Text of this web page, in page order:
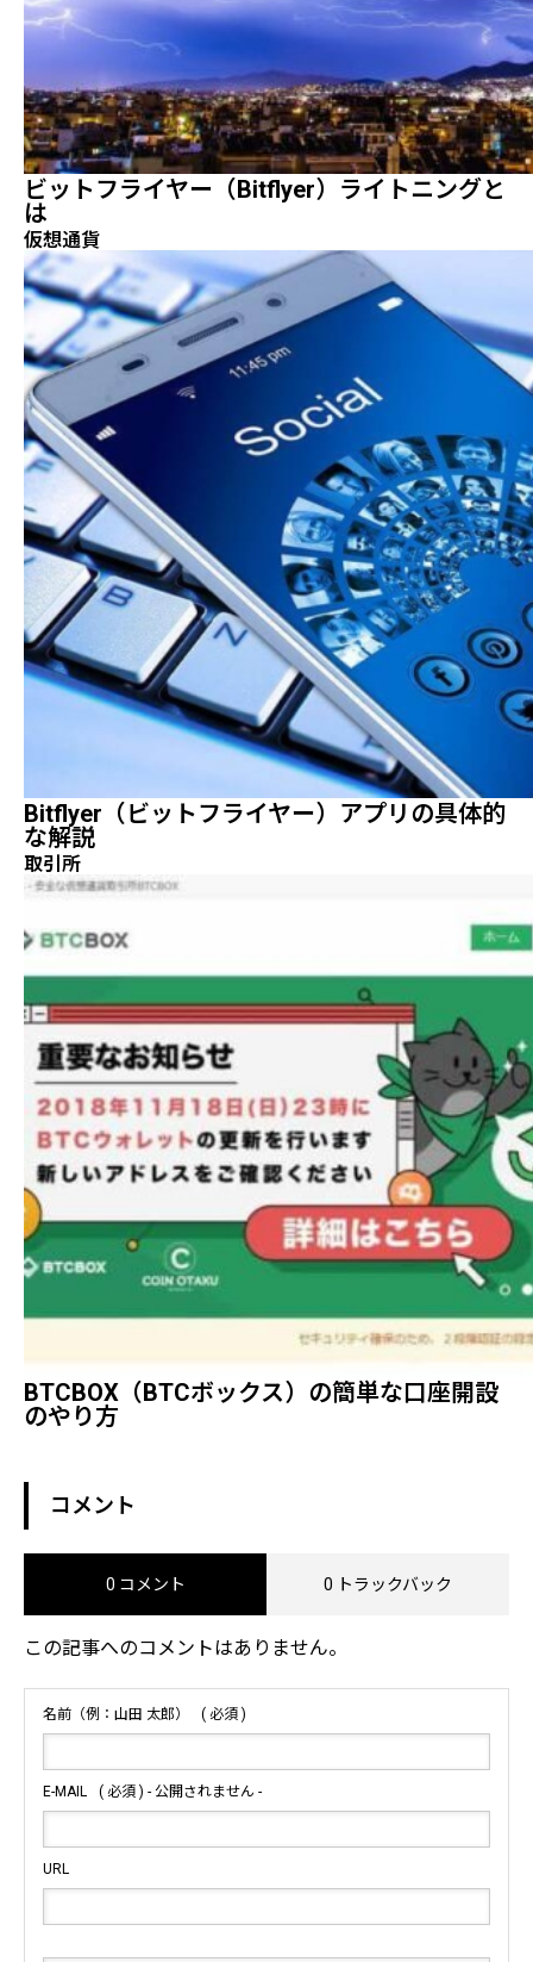
ビットフライヤー（Bitflyer）ライトニングと
は
仮想通貨
Bitflyer（ビットフライヤー）アプリの具体的
な解説
取引所
BTCBOX（BTCボックス）の簡単な口座開設
のやり方
コメント
0 コメント 0 トラックバック
この記事へのコメントはありません。
名前（例：山田 太郎） ( 必須 )
E-MAIL ( 必須 ) - 公開されません -
URL